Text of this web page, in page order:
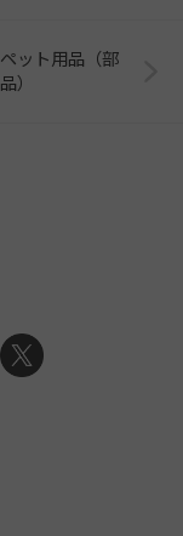
ペット用品（部
品）